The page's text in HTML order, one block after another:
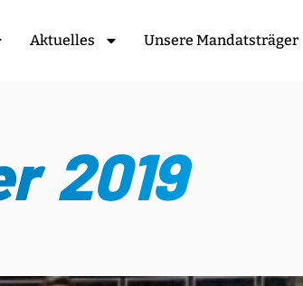
Aktuelles Unsere Mandatsträger
2019